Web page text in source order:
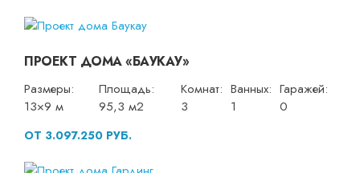
ПРОЕКТ ДОМА «БАУКАУ»
Размеры:
13×9 м
Площадь:
95,3 м2
Комнат:
3
Ванных:
1
Гаражей:
0
ОТ 3.097.250 РУБ.